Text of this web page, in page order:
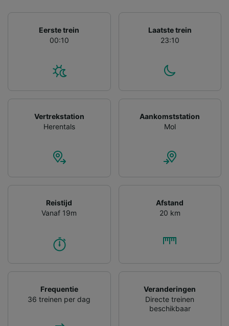
Eerste trein
00:10
Laatste trein
23:10
Vertrekstation
Herentals
Aankomststation
Mol
Reistijd
Vanaf 19m
Afstand
20 km
Frequentie
36 treinen per dag
Veranderingen
Directe treinen
beschikbaar
voor de volgende doeleinden:
Precieze geolocatiegegevens gebruiken. De
identificatie. Informatie op een apparaat
opslaan en/of openen. Gepersonaliseerde
advertenties en content, advertentie- en
contentmetingen, doelgroepenonderzoek en
Partnerlijst (derden)